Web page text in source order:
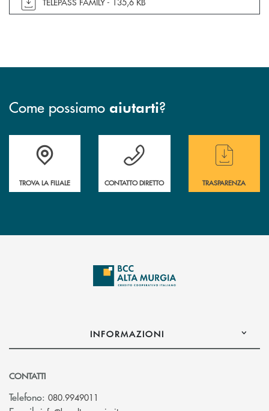
Come possiamo aiutarti?
Accedi all' elenco completo delle filiali
TROVA LA FILIALE
Hai bisogno di assistenza immediata ?
CONTATTO DIRETTO
Hai bisogno di
TRASPARENZA
INFORMAZIONI
CONTATTI
Telefono: 080.9949011